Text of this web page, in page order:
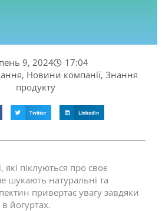
9, 2024
17:04
, Новини компанії, Знання
продукту
Twitter LinkedIn
піклуються про своє
шукають натуральні та
привертає увагу завдяки
йогуртах.